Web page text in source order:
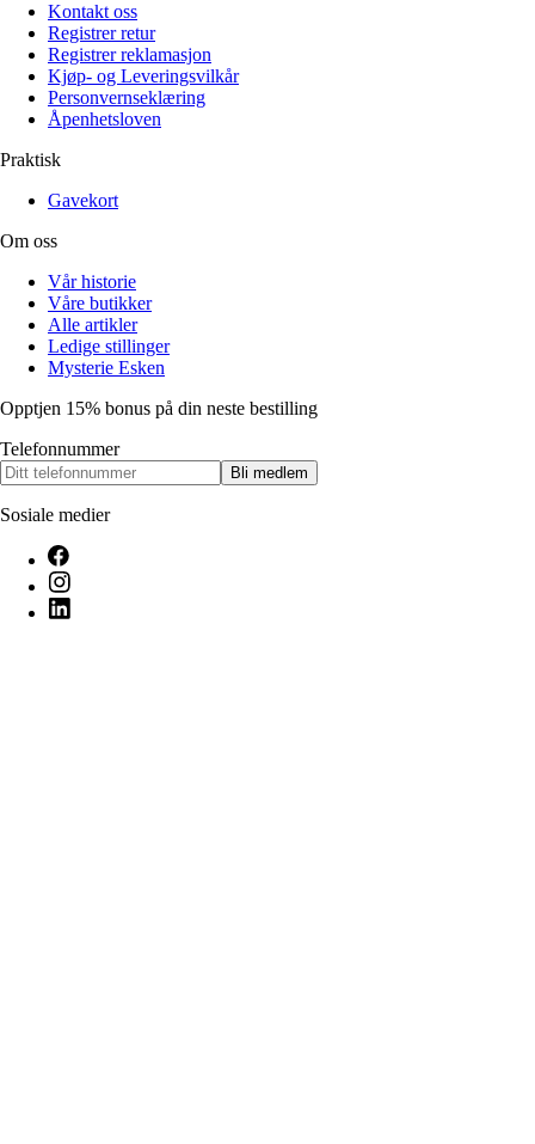
Kontakt oss
Registrer retur
Registrer reklamasjon
Kjøp- og Leveringsvilkår
Personvernseklæring
Åpenhetsloven
Praktisk
Gavekort
Om oss
Vår historie
Våre butikker
Alle artikler
Ledige stillinger
Mysterie Esken
Opptjen 15% bonus på din neste bestilling
Telefonnummer
Bli medlem
Sosiale medier